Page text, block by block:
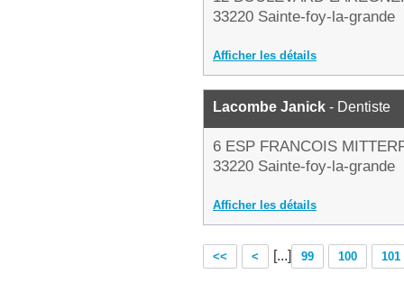
33220 Sainte-foy-la-grande
Afficher les détails
Lacombe Janick - Dentiste
6 ESP FRANCOIS
33220 Sainte-foy-la-grande
Afficher les détails
<< < [...] 99 100 101